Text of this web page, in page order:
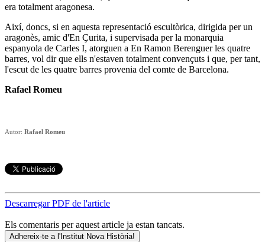
era totalment aragonesa.
Així, doncs, si en aquesta representació escultòrica, dirigida per un
aragonès, amic d'En Çurita, i supervisada per la monarquia
espanyola de Carles I, atorguen a En Ramon Berenguer les quatre
barres, vol dir que ells n'estaven totalment convençuts i que, per tant,
l'escut de les quatre barres provenia del comte de Barcelona.
Rafael Romeu
Autor: Rafael Romeu
Descarregar PDF de l'article
Els comentaris per aquest article ja estan tancats.
Adhereix-te a l'Institut Nova Història!